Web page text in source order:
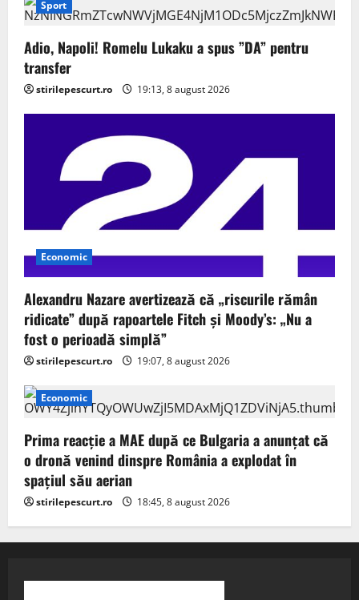
Sport
Adio, Napoli! Romelu Lukaku a spus ”DA” pentru
transfer
stirilepescurt.ro 19:13, 8 august 2026
Economic
Alexandru Nazare avertizează că „riscurile rămân
ridicate” după rapoartele Fitch și Moody’s: „Nu a
fost o perioadă simplă”
stirilepescurt.ro 19:07, 8 august 2026
Economic
Prima reacție a MAE după ce Bulgaria a anunţat că
o dronă venind dinspre România a explodat în
spaţiul său aerian
stirilepescurt.ro 18:45, 8 august 2026